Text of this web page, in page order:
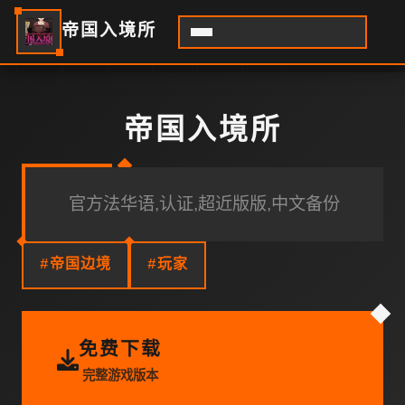
帝国入境所
帝国入境所
官方法华语,认证,超近版版,中文备份
#帝国边境 #玩家
免费下载
完整游戏版本